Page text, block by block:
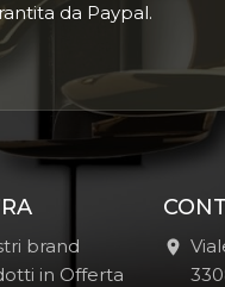
da Paypal.
brand
in Offerta
-